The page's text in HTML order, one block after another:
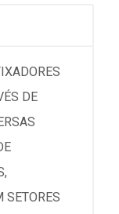
DE
SETORES